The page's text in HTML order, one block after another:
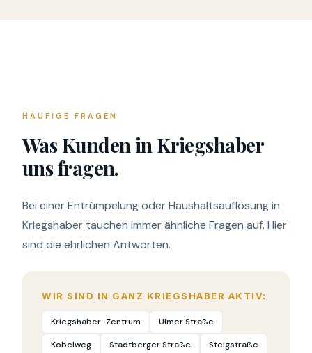
HÄUFIGE FRAGEN
Was Kunden in Kriegshaber
uns fragen.
Bei einer Entrümpelung oder Haushaltsauflösung in
Kriegshaber tauchen immer ähnliche Fragen auf. Hier
sind die ehrlichen Antworten.
WIR SIND IN GANZ KRIEGSHABER AKTIV:
Kriegshaber-Zentrum Ulmer Straße
Kobelweg Stadtberger Straße Steigstraße